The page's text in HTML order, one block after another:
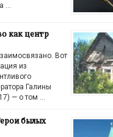
…
как центр
Вот
из
Галины
— о том …
былых